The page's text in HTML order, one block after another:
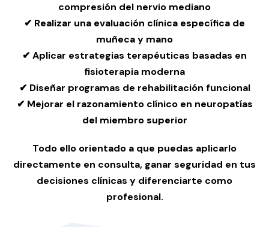
compresión del nervio mediano
✔ Realizar una evaluación clínica específica de
muñeca y mano
✔ Aplicar estrategias terapéuticas basadas en
fisioterapia moderna
✔ Diseñar programas de rehabilitación funcional
✔ Mejorar el razonamiento clínico en neuropatías
del miembro superior
Todo ello orientado a que puedas aplicarlo
directamente en consulta, ganar seguridad en tus
decisiones clínicas y diferenciarte como
profesional.